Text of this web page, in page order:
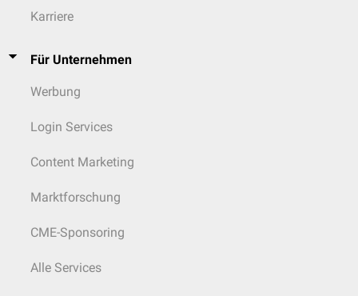
Karriere
Für Unternehmen
Werbung
Login Services
Content Marketing
Marktforschung
CME-Sponsoring
Alle Services